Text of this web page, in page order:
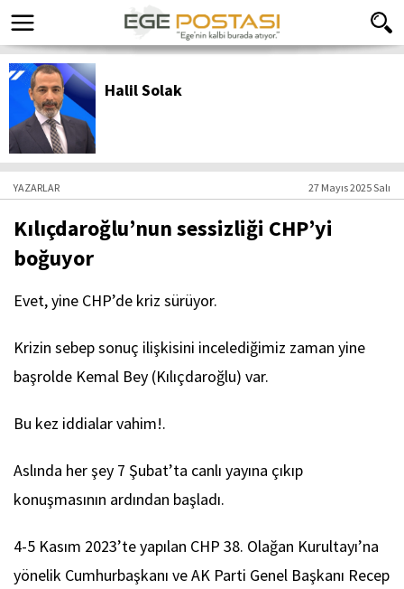
Halil Solak
YAZARLAR 27 Mayıs 2025 Salı
Kılıçdaroğlu’nun sessizliği CHP’yi
boğuyor
Evet, yine CHP’de kriz sürüyor.
Krizin sebep sonuç ilişkisini incelediğimiz zaman yine
başrolde Kemal Bey (Kılıçdaroğlu) var.
Bu kez iddialar vahim!.
Aslında her şey 7 Şubat’ta canlı yayına çıkıp
konuşmasının ardından başladı.
4-5 Kasım 2023’te yapılan CHP 38. Olağan Kurultayı’na
yönelik Cumhurbaşkanı ve AK Parti Genel Başkanı Recep